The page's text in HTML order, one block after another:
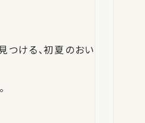
つける、初夏のおい